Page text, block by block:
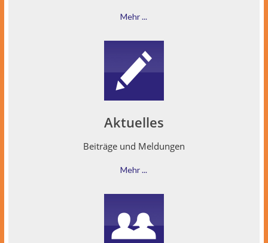
Mehr ...
Aktuelles
Beiträge und Meldungen
Mehr ...